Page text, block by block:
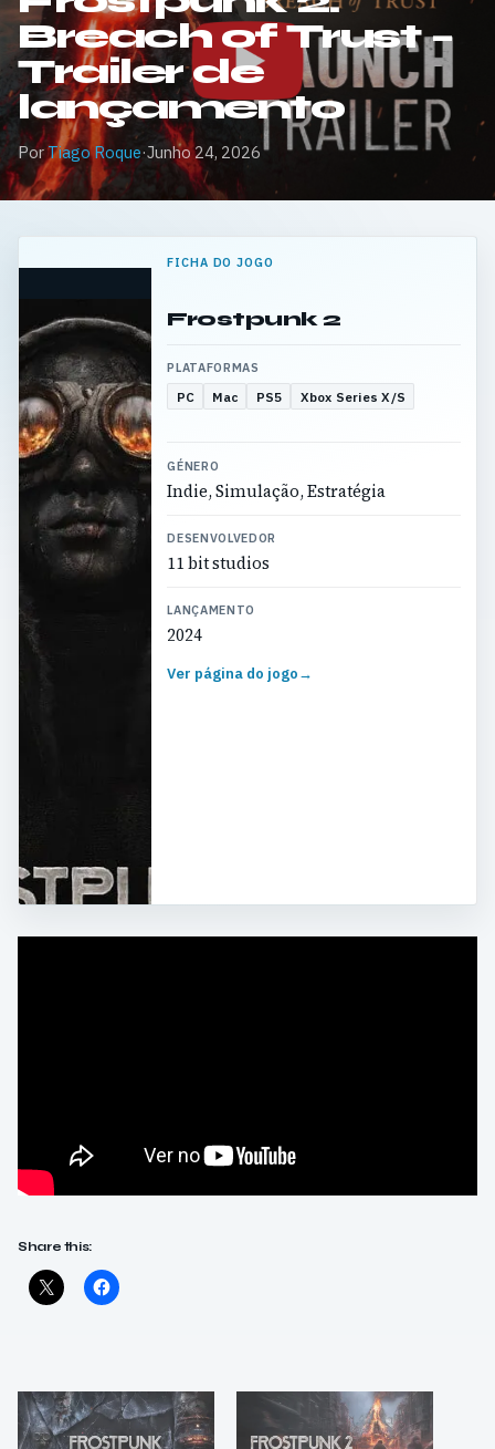
Breach of Trust –
Trailer de
lançamento
PorTiago Roque·Junho 24, 2026
FICHA DO JOGO
Frostpunk 2
PLATAFORMAS
PC Mac PS5 Xbox Series X/S
GÉNERO
Indie, Simulação, Estratégia
DESENVOLVEDOR
11 bit studios
LANÇAMENTO
2024
Ver página do jogo→
Share this: